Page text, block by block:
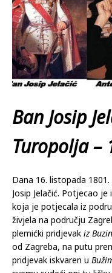
Ban Josip
Turopolja –
Dana 16. listopada
Josip Jelačić. Potjecao
koja je potjecala iz
živjela na području
plemićki pridjevak iz
od Zagreba, na putu
pridjevak iskvaren u